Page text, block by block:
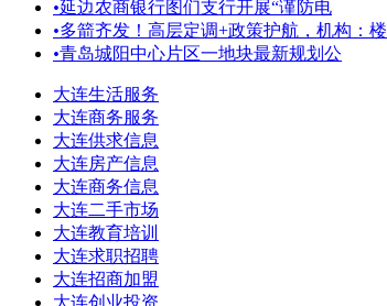
•延边农商银行图们支行开展“谨防电
•多箭齐发！高层定调+政策护航，机构：楼
•青岛城阳中心片区一地块最新规划公
大连生活服务
大连商务服务
大连供求信息
大连房产信息
大连商务信息
大连二手市场
大连教育培训
大连求职招聘
大连招商加盟
大连创业投资